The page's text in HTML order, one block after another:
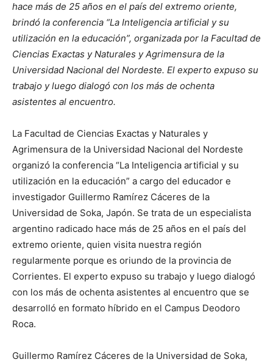
hace más de 25 años en el país del extremo oriente,
brindó la conferencia “La Inteligencia artificial y su
utilización en la educación”, organizada por la Facultad de
Ciencias Exactas y Naturales y Agrimensura de la
Universidad Nacional del Nordeste. El experto expuso su
trabajo y luego dialogó con los más de ochenta
asistentes al encuentro.
La Facultad de Ciencias Exactas y Naturales y
Agrimensura de la Universidad Nacional del Nordeste
organizó la conferencia “La Inteligencia artificial y su
utilización en la educación” a cargo del educador e
investigador Guillermo Ramírez Cáceres de la
Universidad de Soka, Japón. Se trata de un especialista
argentino radicado hace más de 25 años en el país del
extremo oriente, quien visita nuestra región
regularmente porque es oriundo de la provincia de
Corrientes. El experto expuso su trabajo y luego dialogó
con los más de ochenta asistentes al encuentro que se
desarrolló en formato híbrido en el Campus Deodoro
Roca.
Guillermo Ramírez Cáceres de la Universidad de Soka,